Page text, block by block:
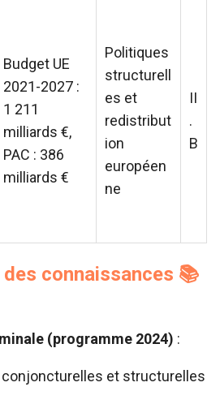
Budget UE
2021-2027 :
1 211
milliards €,
PAC : 386
milliards €
Politiques
structurell
es et
redistribut
ion
européen
ne
II
.
B
connaissances 📚
(programme 2024) :
et structurelles